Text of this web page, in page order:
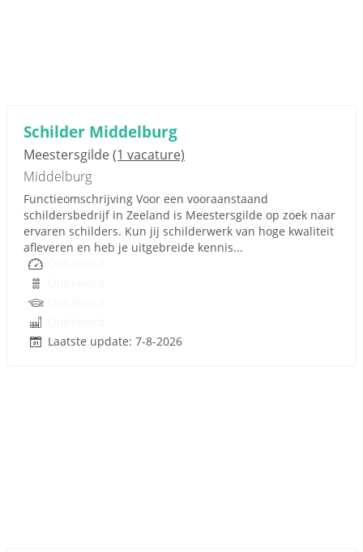
Schilder Middelburg
Meestersgilde(1 vacature)
Middelburg
Functieomschrijving Voor een vooraanstaand
schildersbedrijf in Zeeland is Meestersgilde op zoek naar
ervaren schilders. Kun jij schilderwerk van hoge kwaliteit
afleveren en heb je uitgebreide kennis...
Laatste update: 7-8-2026